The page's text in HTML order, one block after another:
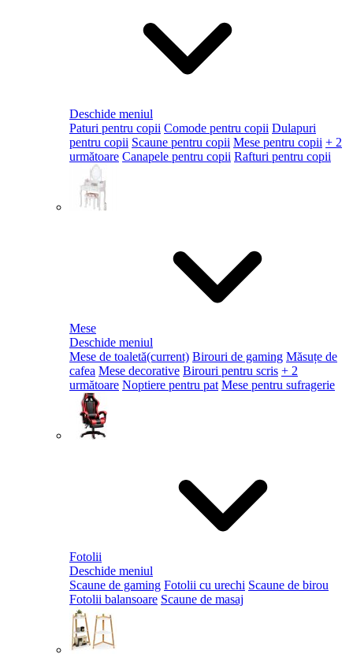
Deschide meniul
Paturi pentru copii Comode pentru copii Dulapuri
pentru copii Scaune pentru copii Mese pentru copii + 2
următoare Canapele pentru copii Rafturi pentru copii
Mese
Deschide meniul
Mese de toaletă(current) Birouri de gaming Măsuțe de
cafea Mese decorative Birouri pentru scris + 2
următoare Noptiere pentru pat Mese pentru sufragerie
Fotolii
Deschide meniul
Scaune de gaming Fotolii cu urechi Scaune de birou
Fotolii balansoare Scaune de masaj